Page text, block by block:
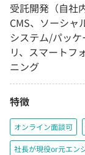
受託開発（自社
CMS、ソーシャ
システム/パッ
リ、スマートフ
ニング
特徴
オンライン面談可
社長が現役or元エン